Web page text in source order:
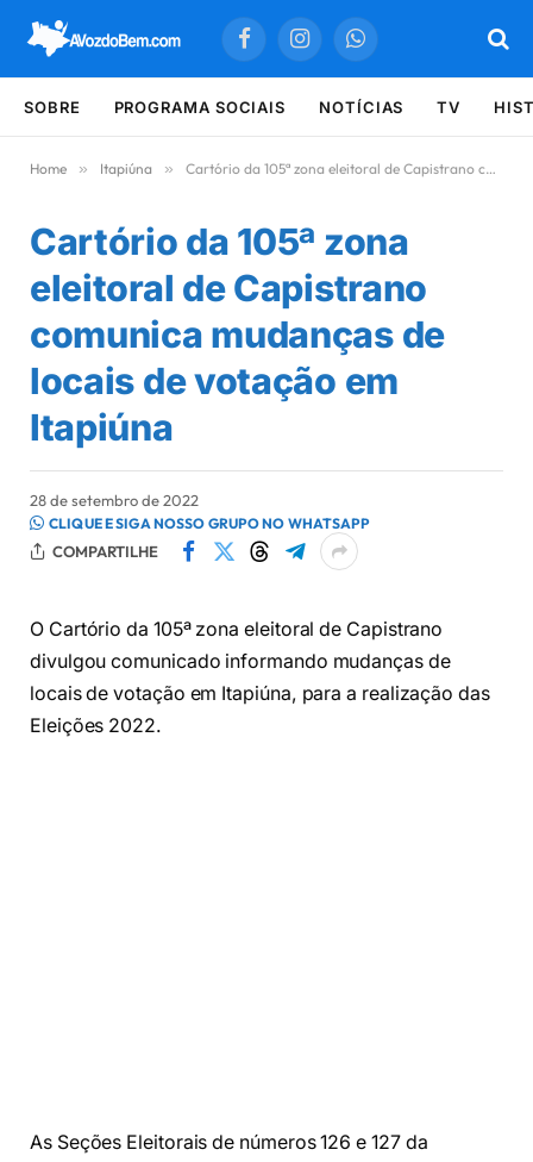
FacebookInstagramWhatsApp
SOBRE PROGRAMA SOCIAIS NOTÍCIAS TV
Home » Itapiúna » Cartório da 105ª zona eleitoral de Capistrano comunica mudanças de locais de votação em Itapiúna
Cartório da 105ª zona
eleitoral de Capistrano
comunica mudanças de
locais de votação em
Itapiúna
28 de setembro de 2022
CLIQUE E SIGA NOSSO GRUPO NO WHATSAPP
COMPARTILHE
O Cartório da 105ª zona eleitoral de Capistrano
divulgou comunicado informando mudanças de
locais de votação em Itapiúna, para a realização das
Eleições 2022.
As Seções Eleitorais de números 126 e 127 da